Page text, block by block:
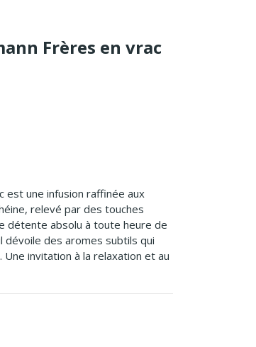
Frères en vrac
est une infusion raffinée aux
relevé par des touches
détente absolu à toute heure de
dévoile des aromes subtils qui
invitation à la relaxation et au